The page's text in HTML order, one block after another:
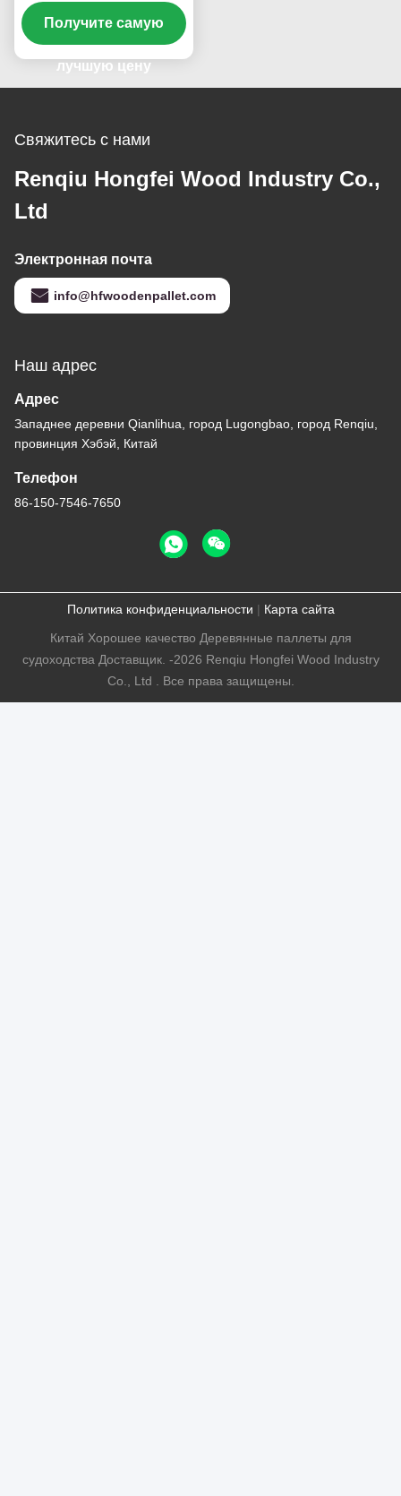
предотвращать
повреждения
Получите самую
лучшую цену
Свяжитесь с нами
Renqiu Hongfei Wood Industry Co.,
Ltd
Электронная почта
info@hfwoodenpallet.com
Наш адрес
Адрес
Западнее деревни Qianlihua, город Lugongbao, город Renqiu,
провинция Хэбэй, Китай
Телефон
86-150-7546-7650
Политика конфиденциальности | Карта сайта
Китай Хорошее качество Деревянные паллеты для
судоходства Доставщик. -2026 Renqiu Hongfei Wood Industry
Co., Ltd . Все права защищены.